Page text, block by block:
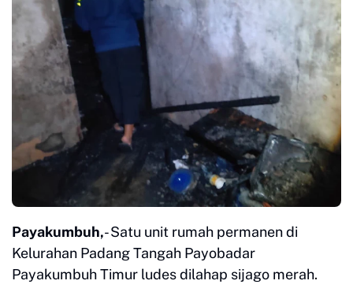
Payakumbuh,- Satu unit rumah permanen di
Kelurahan Padang Tangah Payobadar
Payakumbuh Timur ludes dilahap sijago merah.